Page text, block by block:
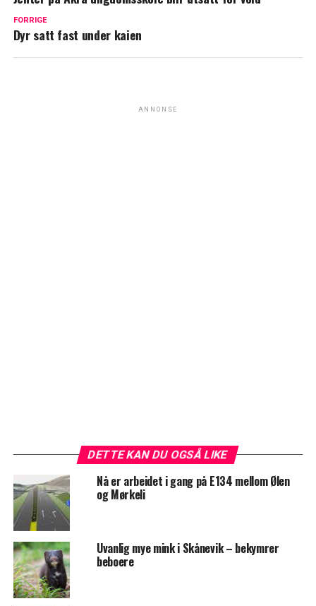
FORRIGE
Dyr satt fast under kaien
ANNONSE
DETTE KAN DU OGSÅ LIKE
Nå er arbeidet i gang på E134 mellom Ølen
og Mørkeli
Uvanlig mye mink i Skånevik – bekymrer
beboere